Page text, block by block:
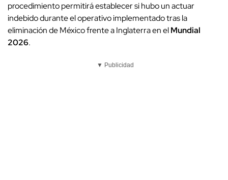
procedimiento permitirá establecer si hubo un actuar
indebido durante el operativo implementado tras la
eliminación de México frente a Inglaterra en elMundial
2026.
▼ Publicidad